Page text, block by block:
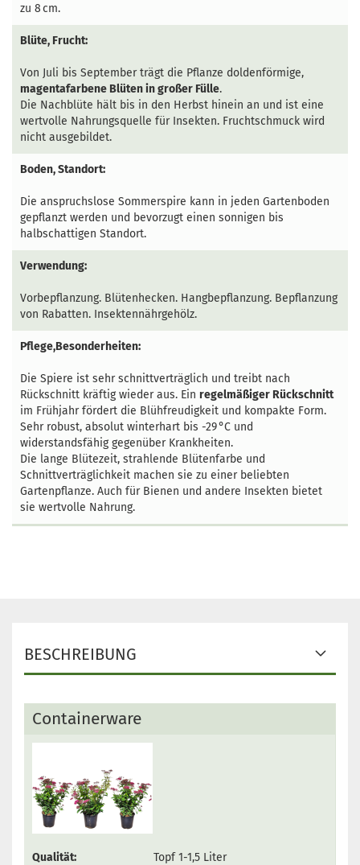
zu 8 cm.
Blüte, Frucht:
Von Juli bis September trägt die Pflanze doldenförmige,
magentafarbene Blüten in großer Fülle.
Die Nachblüte hält bis in den Herbst hinein an und ist eine
wertvolle Nahrungsquelle für Insekten. Fruchtschmuck wird
nicht ausgebildet.
Boden, Standort:
Die anspruchslose Sommerspire kann in jeden Gartenboden
gepflanzt werden und bevorzugt einen sonnigen bis
halbschattigen Standort.
Verwendung:
Vorbepflanzung. Blütenhecken. Hangbepflanzung. Bepflanzung
von Rabatten. Insektennährgehölz.
Pflege,Besonderheiten:
Die Spiere ist sehr schnittverträglich und treibt nach
Rückschnitt kräftig wieder aus. Ein regelmäßiger Rückschnitt
im Frühjahr fördert die Blühfreudigkeit und kompakte Form.
Sehr robust, absolut winterhart bis -29 °C und
widerstandsfähig gegenüber Krankheiten.
Die lange Blütezeit, strahlende Blütenfarbe und
Schnittverträglichkeit machen sie zu einer beliebten
Gartenpflanze. Auch für Bienen und andere Insekten bietet
sie wertvolle Nahrung.
BESCHREIBUNG
Containerware
Qualität: Topf 1-1,5 Liter